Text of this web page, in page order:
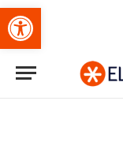
Obre la barra d'eines